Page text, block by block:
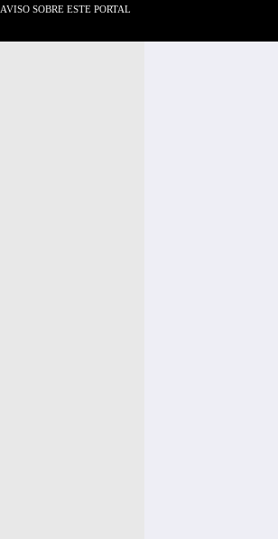
AVISO SOBRE ESTE PORTAL